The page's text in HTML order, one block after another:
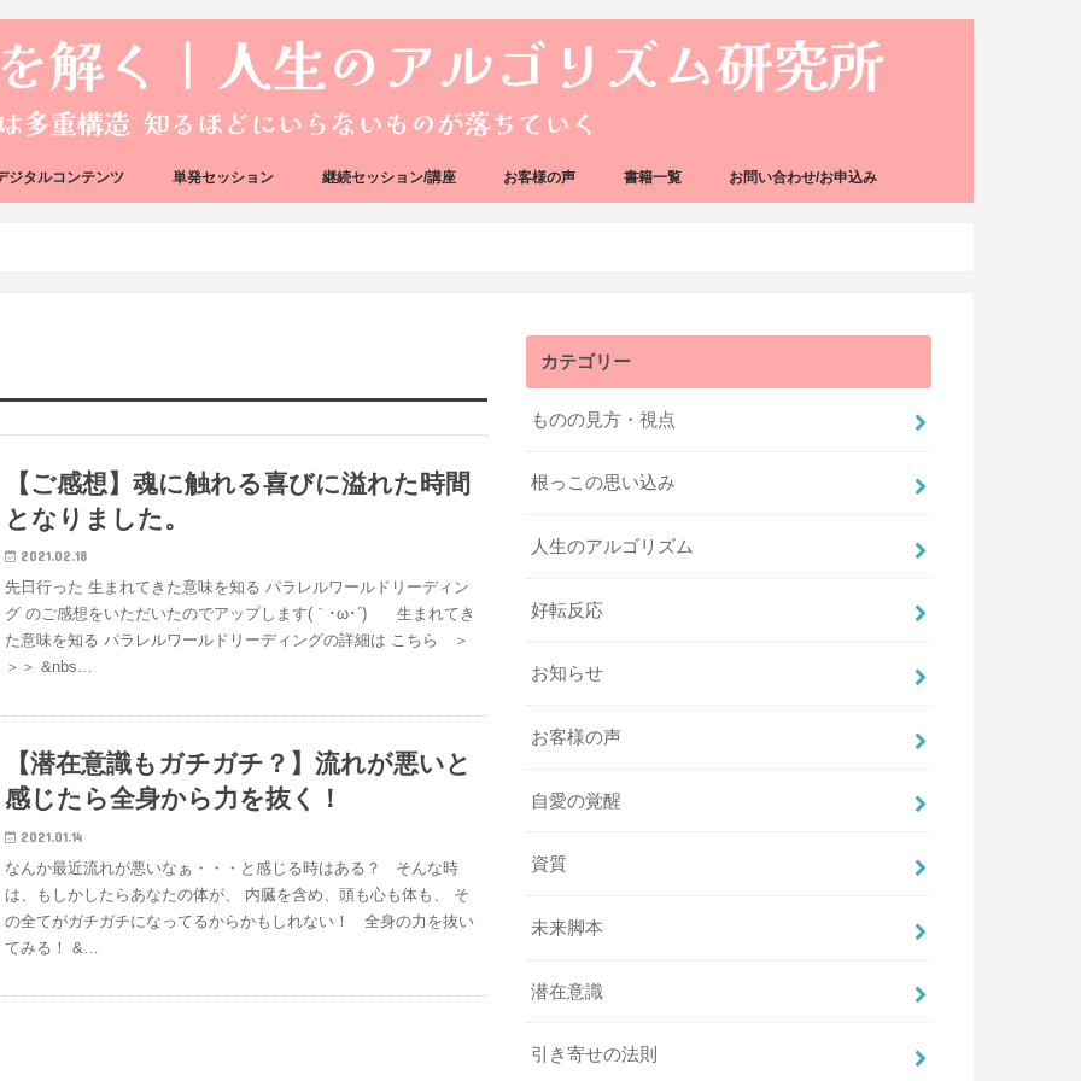
ジタルコンテンツ 単発セッション 継続セッション/講座 お客様の声 書籍一覧 お問い合わせ/お申込み
【ご感想】魂に触れる喜びに溢れた時間
となりました。
2021.02.18
先日行った 生まれてきた意味を知る パラレルワールドリーディン
グ のご感想をいただいたのでアップします(｀･ω･´)ゞ 生まれてき
た意味を知る パラレルワールドリーディングの詳細は こちら ＞
＞＞ &nbs…
【潜在意識もガチガチ？】流れが悪いと
感じたら全身から力を抜く！
2021.01.14
なんか最近流れが悪いなぁ・・・と感じる時はある？ そんな時
は、もしかしたらあなたの体が、 内臓を含め、頭も心も体も、 そ
の全てがガチガチになってるからかもしれない！ 全身の力を抜い
てみる！ &…
カテゴリー
ものの見方・視点
根っこの思い込み
人生のアルゴリズム
好転反応
お知らせ
お客様の声
自愛の覚醒
資質
未来脚本
潜在意識
引き寄せの法則